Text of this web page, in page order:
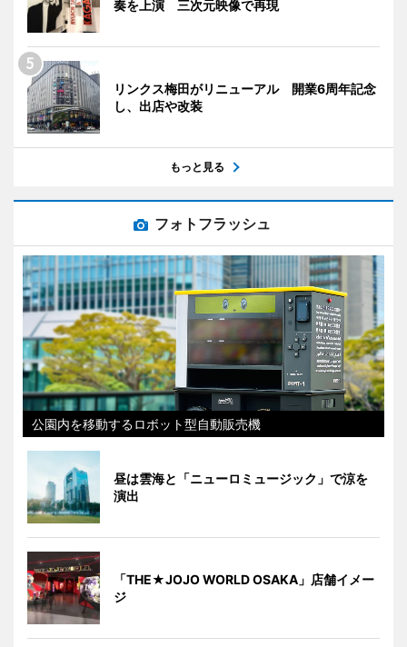
奏を上演 三次元映像で再現
リンクス梅田がリニューアル 開業6周年記念
し、出店や改装
もっと見る
フォトフラッシュ
公園内を移動するロボット型自動販売機
昼は雲海と「ニューロミュージック」で涼を
演出
「THE★JOJO WORLD OSAKA」店舗イメー
ジ